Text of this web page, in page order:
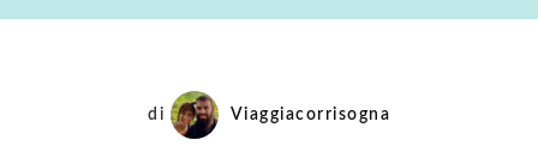
di Viaggiacorrisogna